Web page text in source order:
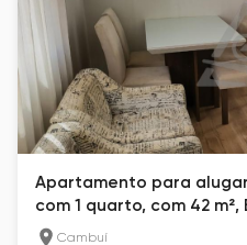
Apartamento para
com 1 quarto, com 42 m²,
Cambuí